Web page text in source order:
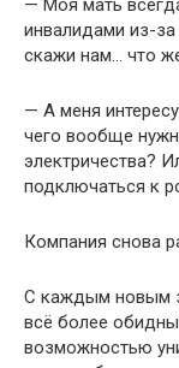
— Моя мать
инвалидами из-
скажи нам… что
— А меня
чего вообще
электричества?
подключаться к
Компания снова
С каждым новым
всё более
возможностью